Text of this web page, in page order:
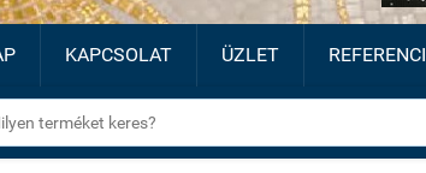
KAPCSOLAT ÜZLET